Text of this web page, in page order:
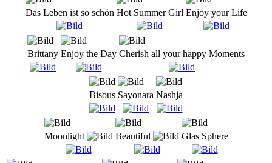
Das Leben ist so schön Hot Summer Girl Enjoy your Life
Brittany Enjoy the Day Cherish all your happy Moments
Bisous Sayonara Nashja
Moonlight Beautiful Glas Sphere